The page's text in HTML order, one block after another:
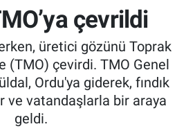
çevrildi
üretici gözünü Toprak
(TMO) çevirdi. TMO Genel
Ordu'ya giderek, fındık
ve vatandaşlarla bir araya
geldi.